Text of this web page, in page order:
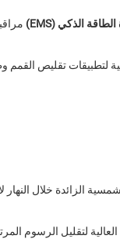
الزائدة خلال النهار
لتقليل الرسوم